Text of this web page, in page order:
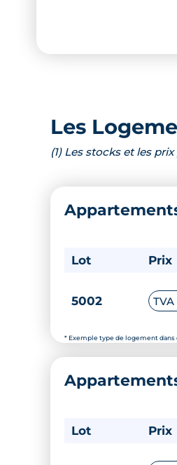
Les
(1) Les stocks et les
* Exemple type de logement dans
Lot Prix
5002 TVA
Lot Prix